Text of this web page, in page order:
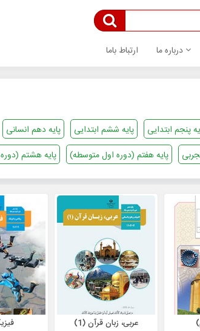
درباره ما ارتباط باما
پنجم ابتدایی پایه ششم ابتدایی پایه دهم انسانی
پایه هفتم (دوره اول متوسطه) پایه هشتم
عربی، زبان قرآن (1)